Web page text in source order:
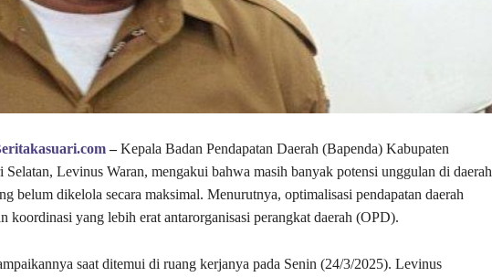
–Kepala Badan Pendapatan Daerah (Bapenda) Kabupaten
Levinus Waran, mengakui bahwa masih banyak potensi unggulan di daerah
belum dikelola secara maksimal. Menurutnya, optimalisasi pendapatan daerah
koordinasi yang lebih erat antarorganisasi perangkat daerah (OPD).
saat ditemui di ruang kerjanya pada Senin (24/3/2025). Levinus